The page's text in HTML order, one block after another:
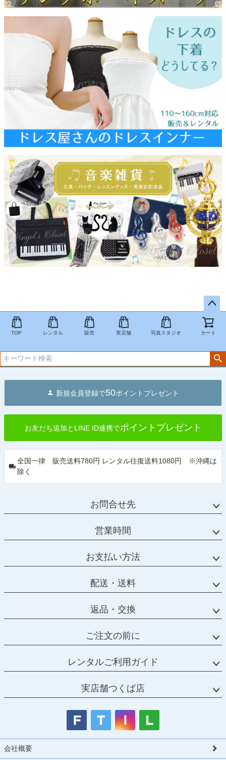
ペー
ジト
TOP レンタル 販売 実店舗 写真スタジオ カート
新規会員登録で50ポイントプレゼント
お友だち追加とLINE ID連携でポイントプレゼント
全国一律 販売送料780円 レンタル往復送料1080円 ※沖縄は
除く
お問合せ先
営業時間
お支払い方法
配送・送料
返品・交換
ご注文の前に
レンタルご利用ガイド
実店舗つくば店
会社概要